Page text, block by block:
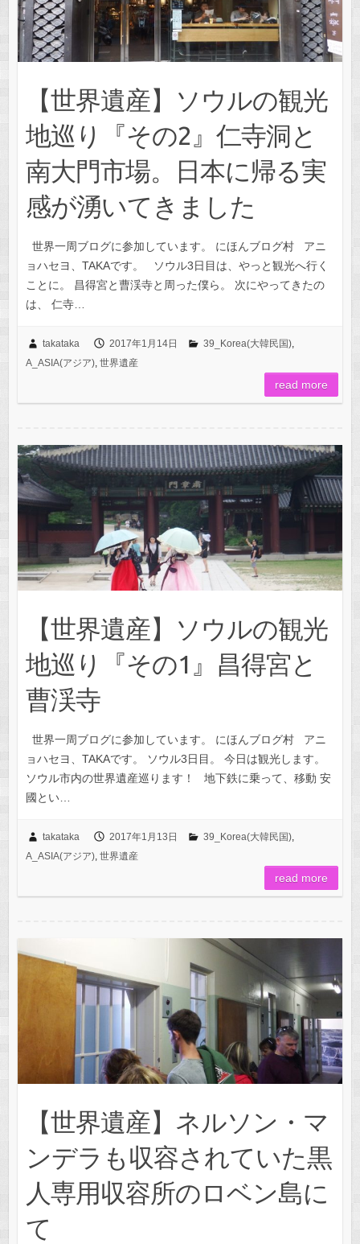
【世界遺産】ソウルの観光
地巡り『その2』仁寺洞と
南大門市場。日本に帰る実
感が湧いてきました
世界一周ブログに参加しています。 にほんブログ村 アニ
ョハセヨ、TAKAです。 ソウル3日目は、やっと観光へ行く
ことに。 昌得宮と曹渓寺と周った僕ら。 次にやってきたの
は、 仁寺…
takataka 2017年1月14日 39_Korea(大韓民国),
A_ASIA(アジア), 世界遺産
read more
【世界遺産】ソウルの観光
地巡り『その1』昌得宮と
曹渓寺
世界一周ブログに参加しています。 にほんブログ村 アニ
ョハセヨ、TAKAです。 ソウル3日目。 今日は観光します。
ソウル市内の世界遺産巡ります！ 地下鉄に乗って、移動 安
國とい…
takataka 2017年1月13日 39_Korea(大韓民国),
A_ASIA(アジア), 世界遺産
read more
【世界遺産】ネルソン・マ
ンデラも収容されていた黒
人専用収容所のロベン島に
て